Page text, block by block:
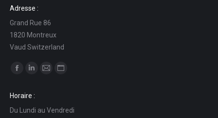
Adresse :
Grand Rue 86
1820 Montreux
Vaud Switzerland
Find us on:
opens
in
opens
in
in
in
Horaire :
Du Lundi au Vendredi